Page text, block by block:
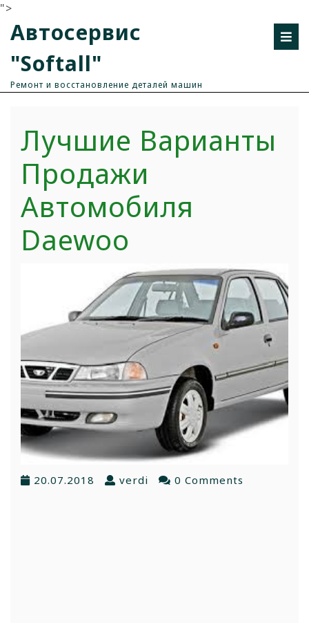
">
Автосервис
"Softall"
Ремонт и восстановление деталей машин
Лучшие Варианты
Продажи
Автомобиля
Daewoo
20.07.2018 verdi 0 Comments